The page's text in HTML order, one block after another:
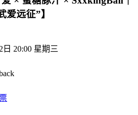
爱远征”】
日 20:00 星期三